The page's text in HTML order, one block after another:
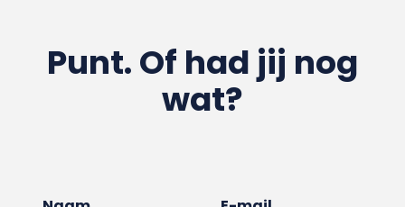
Punt. Of had jij nog
wat?